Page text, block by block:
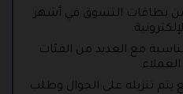
من بطاقات التسوق في أشهر
مع العديد من الفئات
تنزيله على الجوال وطلب